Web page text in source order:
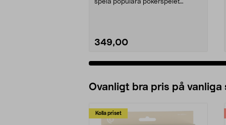
spela populära pokerspelet
349,00
Ovanligt bra pris på vanliga
Kolla priset